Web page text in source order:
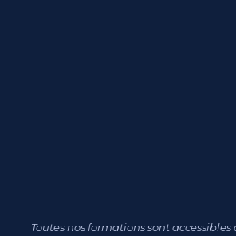
Toutes nos formations sont accessibles